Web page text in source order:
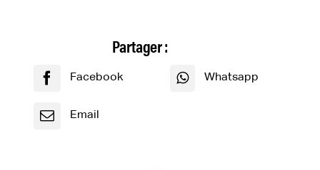
Partager :
Facebook Whatsapp
Email